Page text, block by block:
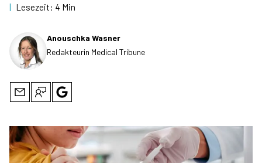
| Lesezeit: 4 Min
Anouschka Wasner
Redakteurin Medical Tribune